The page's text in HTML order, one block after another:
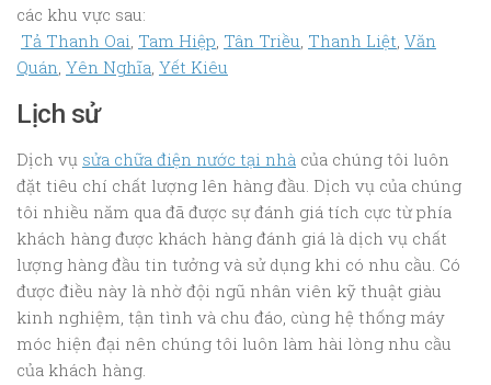
các khu vực sau:
Tả Thanh Oai, Tam Hiệp, Tân Triều, Thanh Liệt, Văn
Quán, Yên Nghĩa, Yết Kiêu
Lịch sử
Dịch vụ sửa chữa điện nước tại nhà của chúng tôi luôn
đặt tiêu chí chất lượng lên hàng đầu. Dịch vụ của chúng
tôi nhiều năm qua đã được sự đánh giá tích cực từ phía
khách hàng được khách hàng đánh giá là dịch vụ chất
lượng hàng đầu tin tưởng và sử dụng khi có nhu cầu. Có
được điều này là nhờ đội ngũ nhân viên kỹ thuật giàu
kinh nghiệm, tận tình và chu đáo, cùng hệ thống máy
móc hiện đại nên chúng tôi luôn làm hài lòng nhu cầu
của khách hàng.